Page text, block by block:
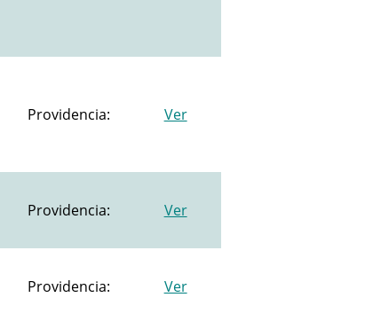
Providencia: Ver
Providencia: Ver
Providencia: Ver